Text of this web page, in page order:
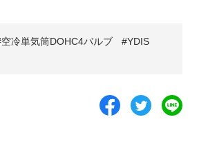
空冷単気筒DOHC4バルブ
YDIS